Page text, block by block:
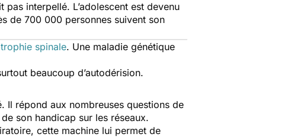
pas interpellé. L’adolescent est devenu
de 700 000 personnes suivent son
spinale. Une maladie génétique
beaucoup d’autodérision.
Il répond aux nombreuses questions de
son handicap sur les réseaux.
cette machine lui permet de